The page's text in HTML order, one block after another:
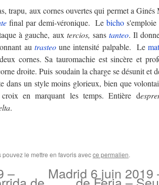
trapu, aux cornes ouvertes qui permet a Ginés
final par demi-véronique. Lebicho
à gauche, aux tercios, sans tanteo. Il
au trasteoune intensité palpable. Le
cornes. Sa tauromachie est sincère et
droite. Puis soudain la charge se désunit et
dans un style moins glorieux, bien que
en marquant les temps. Entière d
.
pouvez le mettre en favoris avecce permalien.
– Madrid 6 juin 2019